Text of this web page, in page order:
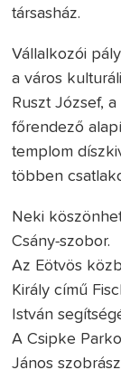
társasház.
Vállalkozói
a város
Ruszt József,
főrendező
templom
többen
Neki
Csány-szobor.
Az Eötvös
Király című
István
A Csipke
János